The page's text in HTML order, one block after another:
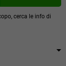
cerca le info di